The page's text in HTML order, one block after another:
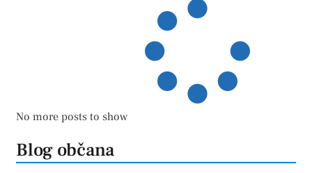
No more posts to show
Blog občana